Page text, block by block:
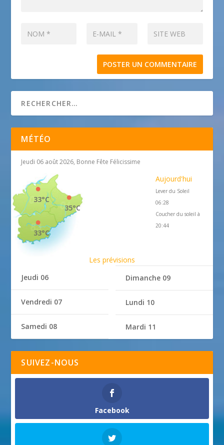
MÉTÉO
Jeudi 06 août 2026, Bonne Fête Félicissime
35°C
33°C
33°C
Aujourd'hui
Lever du Soleil
06:28
Coucher du soleil à
20:44
Les prévisions
Jeudi 06
Vendredi 07
Samedi 08
Dimanche 09
Lundi 10
Mardi 11
SUIVEZ-NOUS
Facebook